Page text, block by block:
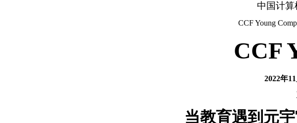
中国计
CCF Young
CCF
2022年
当教育遇到元